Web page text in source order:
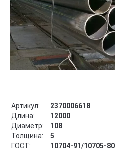
Артикул:
2370006618
Длина:
12000
Диаметр:
108
Толщина:
5
ГОСТ:
10704-91/10705-80